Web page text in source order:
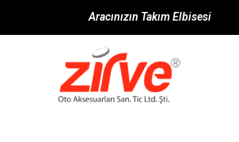
Aracınızın Takım Elbisesi